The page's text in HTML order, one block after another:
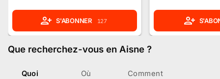
S'ABONNER 127
Que recherchez-vous en Aisne ?
Quoi Où Comment